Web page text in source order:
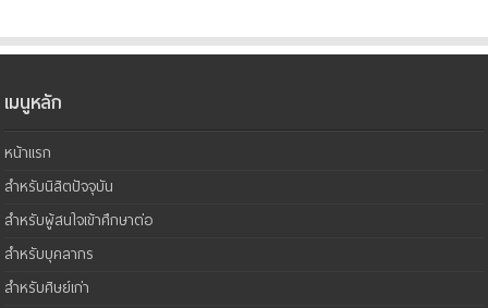
เมนูหลัก
หน้าแรก
สำหรับนิสิตปัจจุบัน
สำหรับผู้สนใจเข้าศึกษาต่อ
สำหรับบุคลากร
สำหรับศิษย์เก่า